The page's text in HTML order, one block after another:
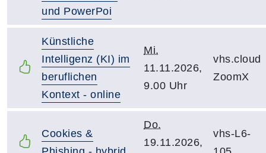
und PowerPoi
Künstliche
Intelligenz (KI) im
beruflichen
Kontext - online
Mi.
11.11.2026,
9.00 Uhr
vhs.cloud
ZoomX
Cookies &
Do.
19.11.2026,
vhs-L6-